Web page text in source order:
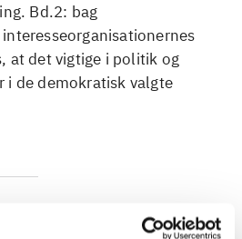
Bd.2: bag
at det vigtige i politik og
de demokratisk valgte